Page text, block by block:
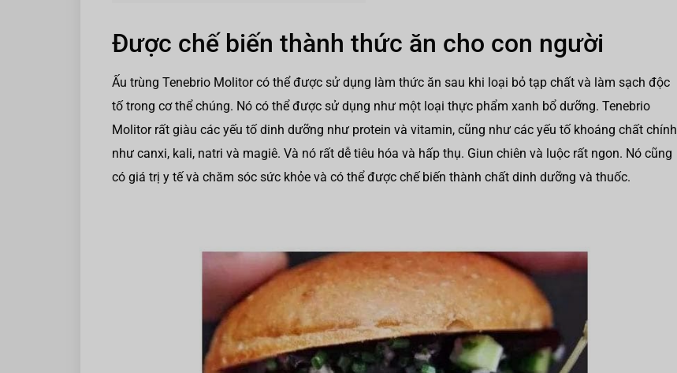
Được chế biến thành thức ăn cho con người
Ấu trùng Tenebrio Molitor có thể được sử dụng làm thức ăn sau khi loại bỏ tạp chất và làm sạch độc
tố trong cơ thể chúng. Nó có thể được sử dụng như một loại thực phẩm xanh bổ dưỡng. Tenebrio
Molitor rất giàu các yếu tố dinh dưỡng như protein và vitamin, cũng như các yếu tố khoáng chất chính
như canxi, kali, natri và magiê. Và nó rất dễ tiêu hóa và hấp thụ. Giun chiên và luộc rất ngon. Nó cũng
có giá trị y tế và chăm sóc sức khỏe và có thể được chế biến thành chất dinh dưỡng và thuốc.